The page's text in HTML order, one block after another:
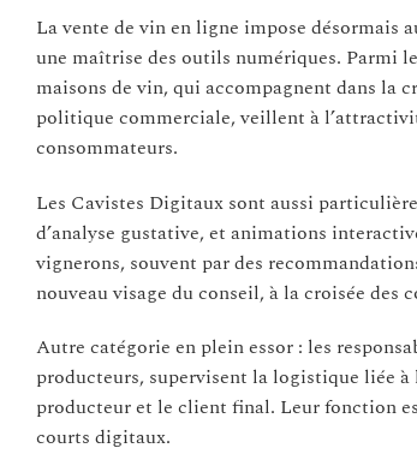
La vente de vin en ligne impose désormais
une maîtrise des outils numériques. Parmi
maisons de vin, qui accompagnent dans la
politique commerciale, veillent à
consommateurs.
Les Cavistes Digitaux sont aussi
d’analyse gustative, et animations
vignerons, souvent par des
nouveau visage du conseil, à la croisée
Autre catégorie en plein essor : les
producteurs, supervisent la logistique liée
producteur et le client final. Leur fonction
courts digitaux.